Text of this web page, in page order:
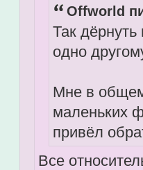
Offworld
Так
одно
Мне в
маленьких
привёл
Все